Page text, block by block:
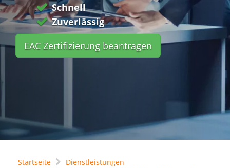
Schnell
Zuverlässig
EAC Zertifizierung beantragen
Startseite
Dienstleistungen